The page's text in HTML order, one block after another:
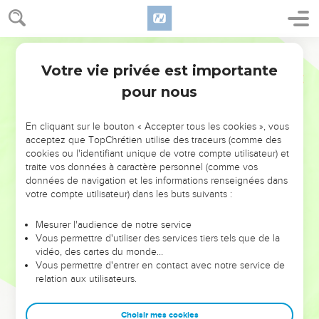
NE MANQUEZ PAS L’ÉVÉNEMENT
DE L’ANNÉE !
ET SI LEURS ERREURS POUVAIENT VOUS ÉVITER LES
VOTRES ?
leur foi ou leur vision. Mais on voit moins les doutes, les erreurs
et les saisons difficiles qu'ils ont traversés, alors même que ce
sont elles qui les ont façonnés.
Dans cette conférence, leaders, entrepreneurs, et responsables
clés pour avancer avec plus de sagesse afin que leurs erreurs
Votre vie privée est importante
pour nous
En cliquant sur le bouton « Accepter tous les cookies », vous
acceptez que TopChrétien utilise des traceurs (comme des
cookies ou l'identifiant unique de votre compte utilisateur) et
traite vos données à caractère personnel (comme vos
données de navigation et les informations renseignées dans
votre compte utilisateur) dans les buts suivants :
Mesurer l'audience de notre service
Vous permettre d'utiliser des services tiers tels que de la
vidéo, des cartes du monde…
Vous permettre d'entrer en contact avec notre service de
relation aux utilisateurs.
Choisir mes cookies